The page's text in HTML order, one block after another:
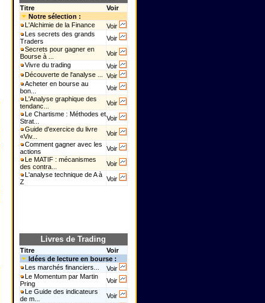
Titre
Voir
Notre sélection :
L'Alchimie de la Finance
Voir
Les secrets des grands
Traders
Voir
Secrets pour gagner en
Bourse à ...
Voir
Vivre du trading
Voir
Découverte de l'analyse ...
Voir
Acheter en bourse au
bon...
Voir
L'Analyse graphique des
tendanc...
Voir
Le Chartisme : Méthodes et
Strat...
Voir
Guide d'exercice du livre
«Viv...
Voir
Comment gagner avec les
actions
Voir
Le MATIF : mécanismes
des contra...
Voir
L'analyse technique de A à
Z
Voir
Livres de Trading
Titre
Voir
Idées de lecture en bourse :
Les marchés financiers...
Voir
Le Momentum par Martin
Pring
Voir
Le Guide des indicateurs
de m...
Voir